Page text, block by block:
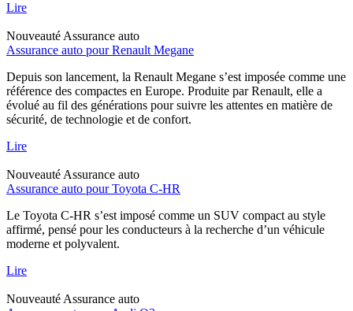
Lire
Nouveauté Assurance auto
Assurance auto pour Renault Megane
Depuis son lancement, la Renault Megane s’est imposée comme une
référence des compactes en Europe. Produite par Renault, elle a
évolué au fil des générations pour suivre les attentes en matière de
sécurité, de technologie et de confort.
Lire
Nouveauté Assurance auto
Assurance auto pour Toyota C-HR
Le Toyota C-HR s’est imposé comme un SUV compact au style
affirmé, pensé pour les conducteurs à la recherche d’un véhicule
moderne et polyvalent.
Lire
Nouveauté Assurance auto